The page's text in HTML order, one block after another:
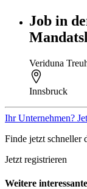
Job in
Veriduna
Innsbruck
Ihr Unternehmen?
Finde jetzt schneller
Jetzt registrieren
Weitere